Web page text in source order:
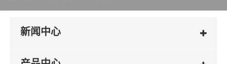
新闻中心